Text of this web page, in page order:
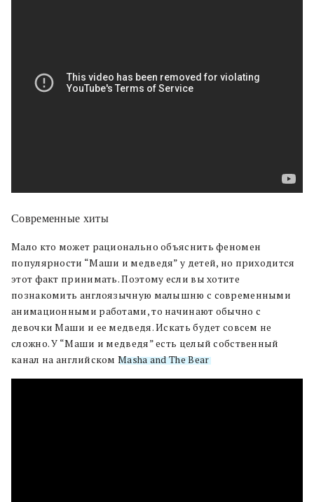
Современные хиты
Мало кто может рационально объяснить феномен
популярности “Маши и медведя” у детей, но приходится
этот факт принимать. Поэтому если вы хотите
познакомить англоязычную малышню с современными
анимационными работами, то начинают обычно с
девочки Маши и ее медведя. Искать будет совсем не
сложно. У “Маши и медведя” есть целый собственный
канал на английскомMasha and The Bear.